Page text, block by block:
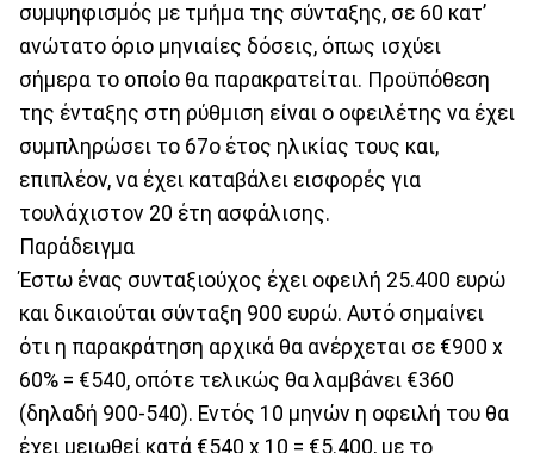
συμψηφισμός με τμήμα της σύνταξης, σε 60 κατ’
ανώτατο όριο μηνιαίες δόσεις, όπως ισχύει
σήμερα το οποίο θα παρακρατείται. Προϋπόθεση
της ένταξης στη ρύθμιση είναι ο οφειλέτης να έχει
συμπληρώσει το 67ο έτος ηλικίας τους και,
επιπλέον, να έχει καταβάλει εισφορές για
τουλάχιστον 20 έτη ασφάλισης.
Παράδειγμα
Έστω ένας συνταξιούχος έχει οφειλή 25.400 ευρώ
και δικαιούται σύνταξη 900 ευρώ. Αυτό σημαίνει
ότι η παρακράτηση αρχικά θα ανέρχεται σε €900 x
60% = €540, οπότε τελικώς θα λαμβάνει €360
(δηλαδή 900-540). Εντός 10 μηνών η οφειλή του θα
έχει μειωθεί κατά €540 x 10 = €5.400, με το